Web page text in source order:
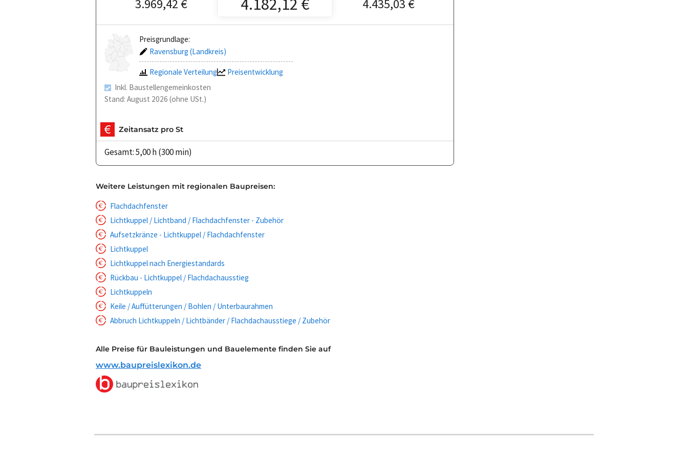
3.969,42 € 4.435,03 €
Preisgrundlage:
Ravensburg (Landkreis)
Regionale Verteilung
Preisentwicklung
Inkl. Baustellengemeinkosten
Stand: August 2026 (ohne USt.)
Zeitansatz pro St
Gesamt: 5,00 h (300 min)
Weitere Leistungen mit regionalen Baupreisen:
Flachdachfenster
Lichtkuppel / Lichtband / Flachdachfenster - Zubehör
Aufsetzkränze - Lichtkuppel / Flachdachfenster
Lichtkuppel
Lichtkuppel nach Energiestandards
Rückbau - Lichtkuppel / Flachdachausstieg
Lichtkuppeln
Keile / Auffütterungen / Bohlen / Unterbaurahmen
Abbruch Lichtkuppeln / Lichtbänder / Flachdachausstiege / Zubehör
Alle Preise für Bauleistungen und Bauelemente finden Sie auf
www.baupreislexikon.de